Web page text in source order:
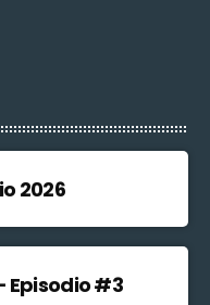
2026
Episodio #3